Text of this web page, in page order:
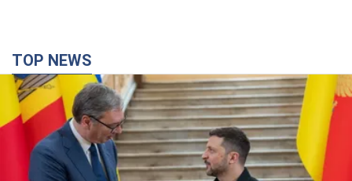
Зеленский впервые прибыл в Сербию:
запланирована встреча с Вучичем
Это первый визит главы государства в Белград
2 години тому 19,7 т.